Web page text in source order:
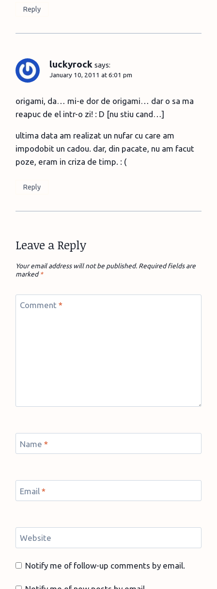
Reply
luckyrock says:
January 10, 2011 at 6:01 pm
origami, da… mi-e dor de origami… dar o sa ma
reapuc de el intr-o zi! : D [nu stiu cand…]
ultima data am realizat un nufar cu care am
impodobit un cadou. dar, din pacate, nu am facut
poze, eram in criza de timp. : (
Reply
Leave a Reply
Your email address will not be published. Required fields are
marked*
Comment *
Name *
Email *
Website
Notify me of follow-up comments by email.